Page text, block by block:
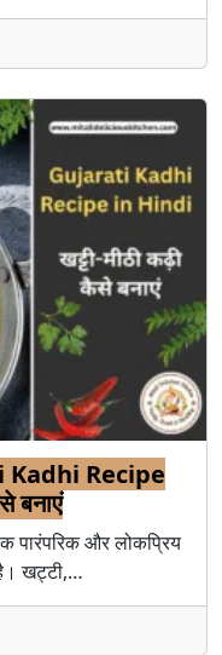
Kadhi Recipe
बनाएं
और लोकप्रिय
खट्टी,…